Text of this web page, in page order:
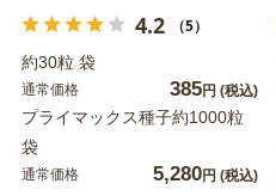
4.2 （5）
約30粒 袋
通常価格 385円 (税込)
プライマックス種子約1000粒
袋
通常価格 5,280円 (税込)